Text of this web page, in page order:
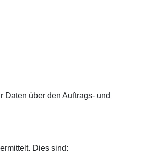
über den Auftrags- und
Dies sind: